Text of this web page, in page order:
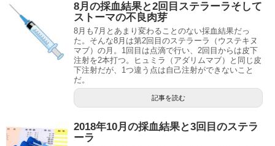
8月の採血結果と2回目ステラーラそして
ストーマの不良肉芽
8月も7月とあまり変わることのない採血結果だっ
た。そんな8月は第2回目のステラーラ（ウステキヌ
マブ）の月。1回目は点滴で行い、2回目からは皮下
注射を2本打つ。ヒュミラ（アダリムマブ）と同じ皮
下注射だが、1つ違う点は自己注射ができないこと
だ。
記事を読む
2018年10月の採血結果と3回目のステラ
ーラ